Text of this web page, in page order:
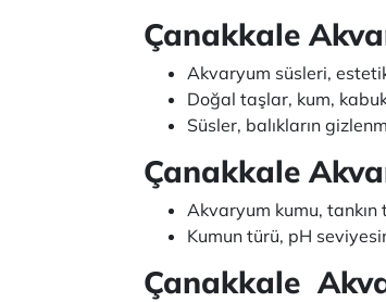
Çanakkale
Akvaryum süsleri,
Doğal taşlar, kum,
Süsler, balıkların
Çanakkale
Akvaryum kumu, tankın
Kumun türü, pH
Çanakkale